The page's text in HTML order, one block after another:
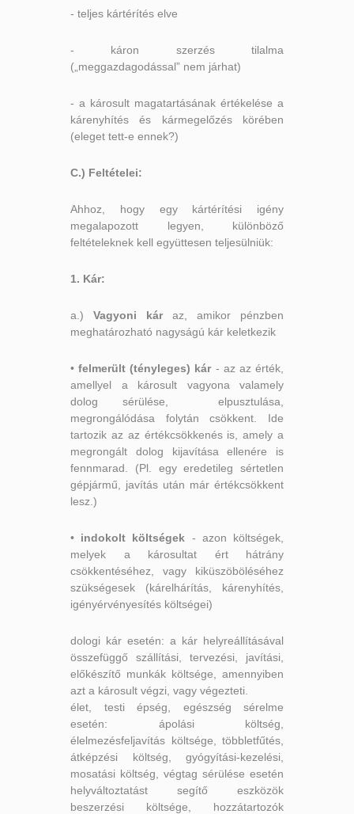
- teljes kártérítés elve
- káron szerzés tilalma
(„meggazdagodással” nem járhat)
- a károsult magatartásának értékelése a
kárenyhítés és kármegelőzés körében
(eleget tett-e ennek?)
C.) Feltételei:
Ahhoz, hogy egy kártérítési igény
megalapozott legyen, különböző
feltételeknek kell együttesen teljesülniük:
1. Kár:
a.) Vagyoni káraz, amikor pénzben
meghatározható nagyságú kár keletkezik
•felmerült (tényleges) kár- az az érték,
amellyel a károsult vagyona valamely
dolog sérülése, elpusztulása,
megrongálódása folytán csökkent. Ide
tartozik az az értékcsökkenés is, amely a
megrongált dolog kijavítása ellenére is
fennmarad. (Pl. egy eredetileg sértetlen
gépjármű, javítás után már értékcsökkent
lesz.)
• indokolt költségek - azon költségek,
melyek a károsultat ért hátrány
csökkentéséhez, vagy kiküszöböléséhez
szükségesek (kárelhárítás, kárenyhítés,
igényérvényesítés költségei)
dologi kár esetén: a kár helyreállításával
összefüggő szállítási, tervezési, javítási,
előkészítő munkák költsége, amennyiben
azt a károsult végzi, vagy végezteti.
élet, testi épség, egészség sérelme
esetén: ápolási költség,
élelmezésfeljavítás költsége, többletfűtés,
átképzési költség, gyógyítási-kezelési,
mosatási költség, végtag sérülése esetén
helyváltoztatást segítő eszközök
beszerzési költsége, hozzátartozók